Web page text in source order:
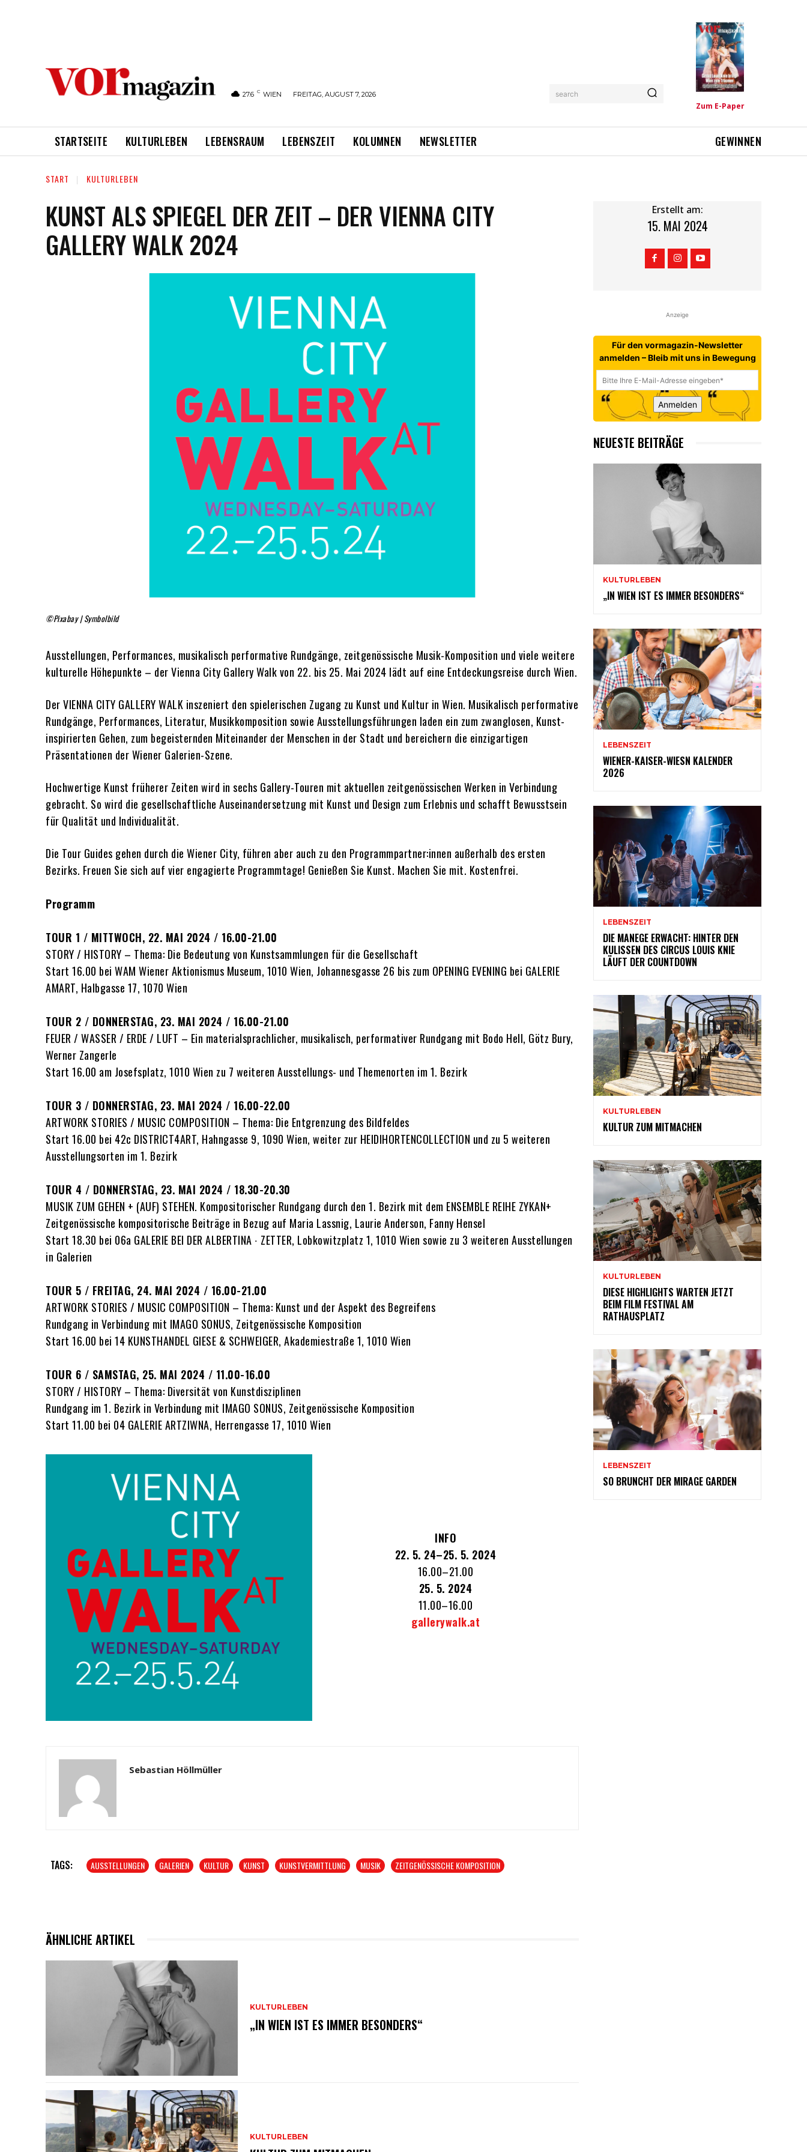
27.6 C WIEN FREITAG, AUGUST 7, 2026 search
Zum E-Paper
STARTSEITE KULTURLEBEN LEBENSRAUM LEBENSZEIT KOLUMNEN NEWSLETTER GEWINNEN
START KULTURLEBEN
KUNST ALS SPIEGEL DER ZEIT – DER VIENNA CITY
GALLERY WALK 2024
©Pixabay | Symbolbild
Ausstellungen, Performances, musikalisch performative Rundgänge, zeitgenössische Musik-Komposition und viele weitere
kulturelle Höhepunkte – der Vienna City Gallery Walk von 22. bis 25. Mai 2024 lädt auf eine Entdeckungsreise durch Wien.
Der VIENNA CITY GALLERY WALK inszeniert den spielerischen Zugang zu Kunst und Kultur in Wien. Musikalisch performative
Rundgänge, Performances, Literatur, Musikkomposition sowie Ausstellungsführungen laden ein zum zwanglosen, Kunst-
inspirierten Gehen, zum begeisternden Miteinander der Menschen in der Stadt und bereichern die einzigartigen
Präsentationen der Wiener Galerien-Szene.
Hochwertige Kunst früherer Zeiten wird in sechs Gallery-Touren mit aktuellen zeitgenössischen Werken in Verbindung
gebracht. So wird die gesellschaftliche Auseinandersetzung mit Kunst und Design zum Erlebnis und schafft Bewusstsein
für Qualität und Individualität.
Die Tour Guides gehen durch die Wiener City, führen aber auch zu den Programmpartner:innen außerhalb des ersten
Bezirks. Freuen Sie sich auf vier engagierte Programmtage! Genießen Sie Kunst. Machen Sie mit. Kostenfrei.
Programm
TOUR 1 / MITTWOCH, 22. MAI 2024 / 16.00-21.00
STORY / HISTORY – Thema: Die Bedeutung von Kunstsammlungen für die Gesellschaft
Start 16.00 bei WAM Wiener Aktionismus Museum, 1010 Wien, Johannesgasse 26 bis zum OPENING EVENING bei GALERIE
AMART, Halbgasse 17, 1070 Wien
TOUR 2 / DONNERSTAG, 23. MAI 2024 / 16.00-21.00
FEUER / WASSER / ERDE / LUFT – Ein materialsprachlicher, musikalisch, performativer Rundgang mit Bodo Hell, Götz Bury,
Werner Zangerle
Start 16.00 am Josefsplatz, 1010 Wien zu 7 weiteren Ausstellungs- und Themenorten im 1. Bezirk
TOUR 3 / DONNERSTAG, 23. MAI 2024 / 16.00-22.00
ARTWORK STORIES / MUSIC COMPOSITION – Thema: Die Entgrenzung des Bildfeldes
Start 16.00 bei 42c DISTRICT4ART, Hahngasse 9, 1090 Wien, weiter zur HEIDIHORTENCOLLECTION und zu 5 weiteren
Ausstellungsorten im 1. Bezirk
TOUR 4 / DONNERSTAG, 23. MAI 2024 / 18.30-20.30
MUSIK ZUM GEHEN + (AUF) STEHEN. Kompositorischer Rundgang durch den 1. Bezirk mit dem ENSEMBLE REIHE ZYKAN+
Zeitgenössische kompositorische Beiträge in Bezug auf Maria Lassnig, Laurie Anderson, Fanny Hensel
Start 18.30 bei 06a GALERIE BEI DER ALBERTINA ∙ ZETTER, Lobkowitzplatz 1, 1010 Wien sowie zu 3 weiteren Ausstellungen
in Galerien
TOUR 5 / FREITAG, 24. MAI 2024 / 16.00-21.00
ARTWORK STORIES / MUSIC COMPOSITION – Thema: Kunst und der Aspekt des Begreifens
Rundgang in Verbindung mit IMAGO SONUS, Zeitgenössische Komposition
Start 16.00 bei 14 KUNSTHANDEL GIESE & SCHWEIGER, Akademiestraße 1, 1010 Wien
TOUR 6 / SAMSTAG, 25. MAI 2024 / 11.00-16.00
STORY / HISTORY – Thema: Diversität von Kunstdisziplinen
Rundgang im 1. Bezirk in Verbindung mit IMAGO SONUS, Zeitgenössische Komposition
Start 11.00 bei 04 GALERIE ARTZIWNA, Herrengasse 17, 1010 Wien
INFO
22. 5. 24–25. 5. 2024
16.00–21.00
25. 5. 2024
11.00–16.00
gallerywalk.at
Sebastian Höllmüller
TAGS: AUSSTELLUNGEN GALERIEN KULTUR KUNST KUNSTVERMITTLUNG MUSIK ZEITGENÖSSISCHE KOMPOSITION
ÄHNLICHE ARTIKEL
KULTURLEBEN
„IN WIEN IST ES IMMER BESONDERS“
KULTURLEBEN
Erstellt am:
15. MAI 2024
Anzeige
Für den vormagazin-Newsletter
anmelden – Bleib mit uns in Bewegung
Anmelden
NEUESTE BEITRÄGE
KULTURLEBEN
„IN WIEN IST ES IMMER BESONDERS“
LEBENSZEIT
WIENER-KAISER-WIESN KALENDER
2026
LEBENSZEIT
DIE MANEGE ERWACHT: HINTER DEN
KULISSEN DES CIRCUS LOUIS KNIE
LÄUFT DER COUNTDOWN
KULTURLEBEN
KULTUR ZUM MITMACHEN
KULTURLEBEN
DIESE HIGHLIGHTS WARTEN JETZT
BEIM FILM FESTIVAL AM
RATHAUSPLATZ
LEBENSZEIT
SO BRUNCHT DER MIRAGE GARDEN